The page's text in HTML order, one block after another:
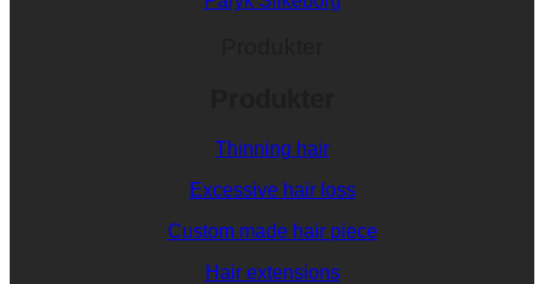
Thinning hair
Excessive hair loss
Custom made hair piece
Hair extensions